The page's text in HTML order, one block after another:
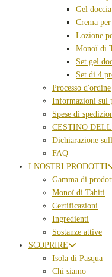
Gel
Crema
Lozione
Monoï di
Set gel
Set di 4
Processo d'ordine
Informazioni sul
Spese di
CESTINO
Dichiarazione
FAQ
I NOSTRI PRODOTTI
Gamma di
Monoï di Tahiti
Certificazioni
Ingredienti
Sostanze attive
SCOPRIRE
Isola di Pasqua
Chi siamo